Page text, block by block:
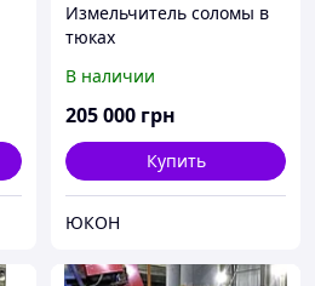
Измельчитель соломы в
тюках
В наличии
205 000 грн
Купить
ЮКОН